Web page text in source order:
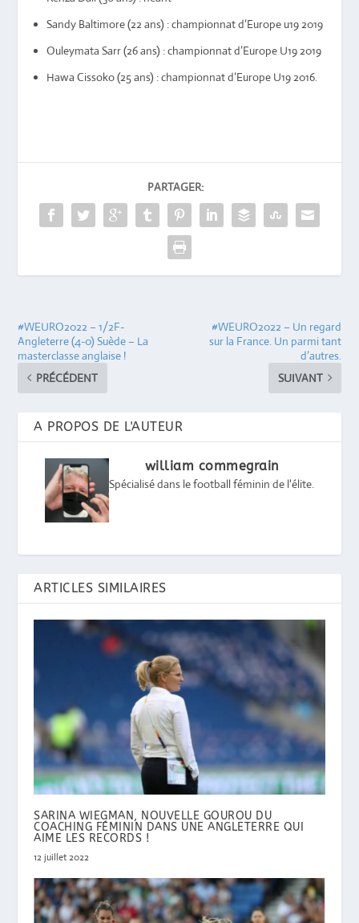
Sandy Baltimore (22 ans) : championnat d’Europe u19 2019
Ouleymata Sarr (26 ans) : championnat d’Europe U19 2019
Hawa Cissoko (25 ans) : championnat d’Europe U19 2016.
PARTAGER:
#WEURO2022 – 1/2F-
Angleterre (4-0) Suède – La
masterclasse anglaise !
PRÉCÉDENT
#WEURO2022 – Un regard
sur la France. Un parmi tant
d’autres.
SUIVANT
A PROPOS DE L'AUTEUR
william commegrain
Spécialisé dans le football féminin de l'élite.
ARTICLES SIMILAIRES
SARINA WIEGMAN, NOUVELLE GOUROU DU
COACHING FÉMININ DANS UNE ANGLETERRE QUI
AIME LES RECORDS !
12 juillet 2022